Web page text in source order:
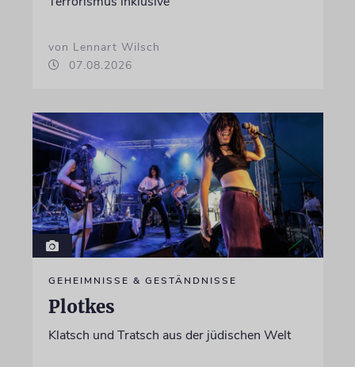
von Lennart Wilsch
07.08.2026
GEHEIMNISSE & GESTÄNDNISSE
Plotkes
Klatsch und Tratsch aus der jüdischen Welt